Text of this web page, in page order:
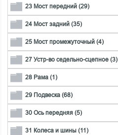
23 Мост передний (29)
24 Мост задний (35)
25 Мост промежуточный (4)
27 Устр-во седельно-сцепное (3)
28 Рама (1)
29 Подвеска (68)
30 Ось передняя (5)
31 Колеса и шины (11)